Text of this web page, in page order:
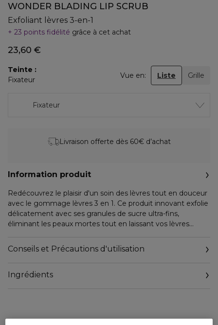
WONDER BLADING LIP SCRUB
Exfoliant lèvres 3-en-1
23 points fidélité grâce à cet achat
23,60 €
Teinte
Fixateur
Vue en: Liste Grille
Fixateur
Livraison offerte dès 60€ d’achat
Information produit
Redécouvrez le plaisir d'un soin des lèvres tout en douceur
avec le gommage lèvres 3 en 1. Ce produit innovant exfolie
délicatement avec ses granules de sucre ultra-fins,
éliminant les peaux mortes tout en laissant vos lèvres
Conçu dans un format crayon jumbo pratique, ce baume
quotidienne. Il prépare vos lèvres parfaitement avant
Conseils et Précautions d'utilisation
Ingrédients